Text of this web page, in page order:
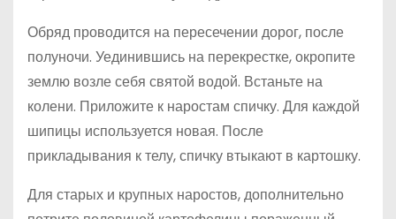
Обряд проводится на пересечении дорог, после
полуночи. Уединившись на перекрестке, окропите
землю возле себя святой водой. Встаньте на
колени. Приложите к наростам спичку. Для каждой
шипицы используется новая. После
прикладывания к телу, спичку втыкают в картошку.
Для старых и крупных наростов, дополнительно